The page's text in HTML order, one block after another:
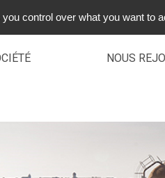
NOUS
control over what you want to